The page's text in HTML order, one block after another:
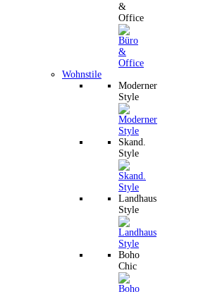
&
Office
Wohnstile
Moderner
Style
Skand.
Style
Landhaus
Style
Boho
Chic